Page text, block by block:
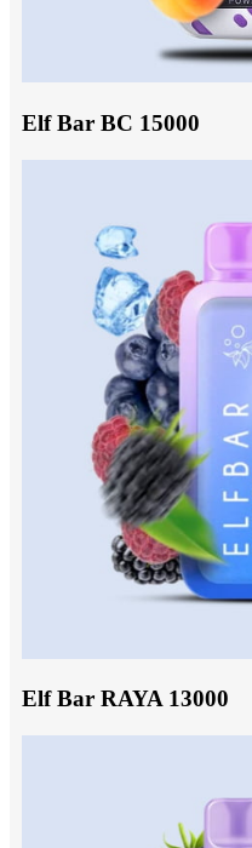
Elf Bar BC 15000
Elf Bar RAYA 13000